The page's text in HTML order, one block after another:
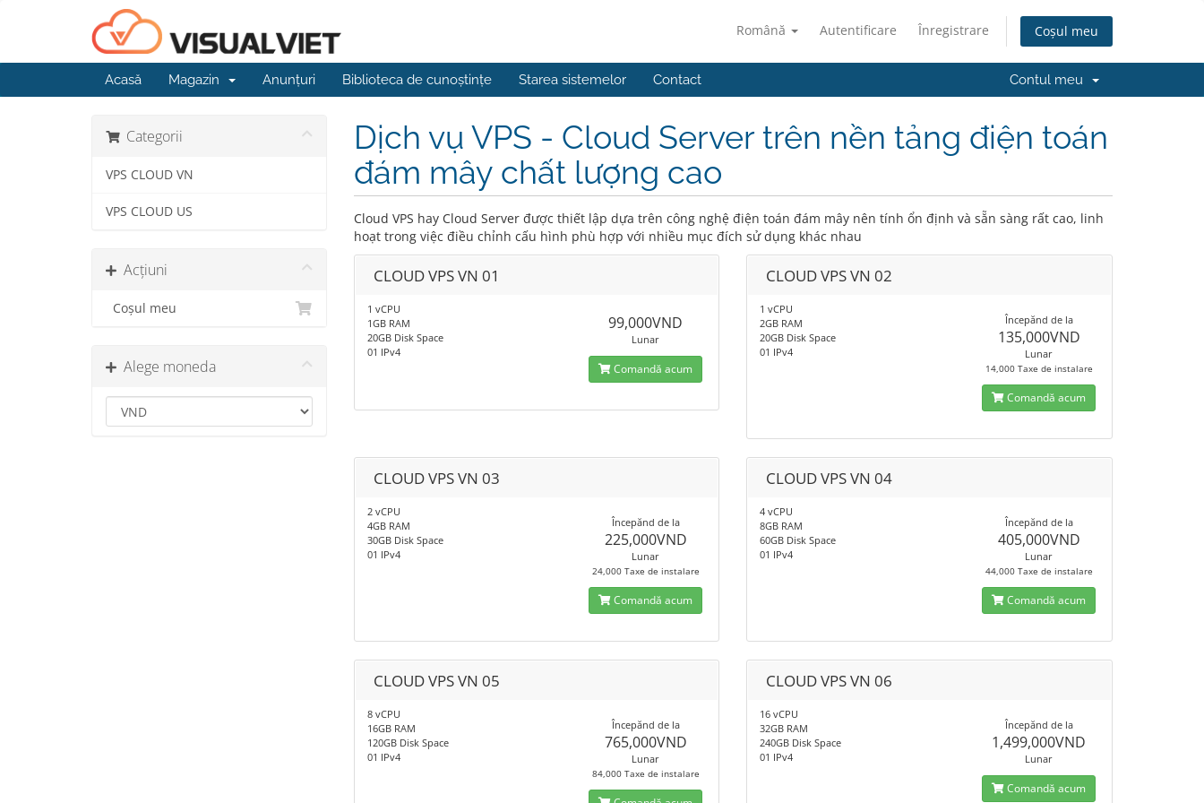
Română Autentificare Înregistrare Coșul meu
Acasă Magazin Anunțuri Biblioteca de cunoștințe Starea sistemelor Contact Contul meu
Categorii
VPS CLOUD VN
VPS CLOUD US
Acțiuni
Coșul meu
Alege moneda
Dịch vụ VPS - Cloud Server trên nền tảng điện toán
đám mây chất lượng cao
Cloud VPS hay Cloud Server được thiết lập dựa trên công nghệ điện toán đám mây nên tính ổn định và sẵn sàng rất cao, linh
hoạt trong việc điều chỉnh cấu hình phù hợp với nhiều mục đích sử dụng khác nhau
CLOUD VPS VN 01
1 vCPU
1GB RAM
20GB Disk Space
01 IPv4
99,000VND
Lunar
Comandă acum
CLOUD VPS VN 02
1 vCPU
2GB RAM
20GB Disk Space
01 IPv4
Începănd de la
135,000VND
Lunar
14,000 Taxe de instalare
Comandă acum
CLOUD VPS VN 03
2 vCPU
4GB RAM
30GB Disk Space
01 IPv4
Începănd de la
225,000VND
Lunar
24,000 Taxe de instalare
Comandă acum
CLOUD VPS VN 04
4 vCPU
8GB RAM
60GB Disk Space
01 IPv4
Începănd de la
405,000VND
Lunar
44,000 Taxe de instalare
Comandă acum
CLOUD VPS VN 05
8 vCPU
16GB RAM
120GB Disk Space
01 IPv4
Începănd de la
765,000VND
Lunar
84,000 Taxe de instalare
CLOUD VPS VN 06
16 vCPU
32GB RAM
240GB Disk Space
01 IPv4
Începănd de la
1,499,000VND
Lunar
Comandă acum